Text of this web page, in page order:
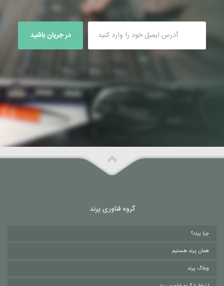
در جریان باشید
گروه فناوری پرند
چرا پرند؟
همان پرند هستیم
وبلاگ پرند